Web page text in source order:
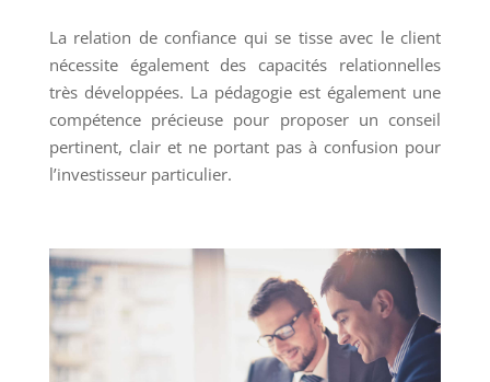
La relation de confiance qui se tisse avec le client
nécessite également des capacités relationnelles
très développées. La pédagogie est également une
compétence précieuse pour proposer un conseil
pertinent, clair et ne portant pas à confusion pour
l’investisseur particulier.